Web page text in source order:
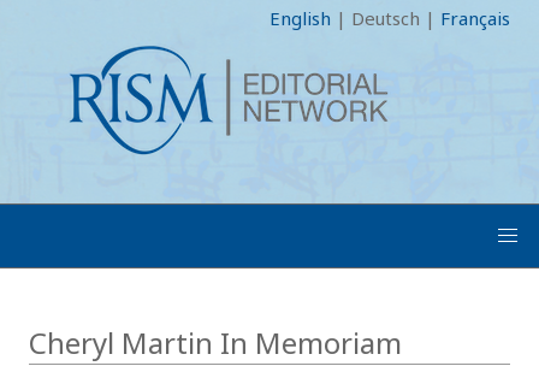
English | Deutsch | Français
Cheryl Martin In Memoriam